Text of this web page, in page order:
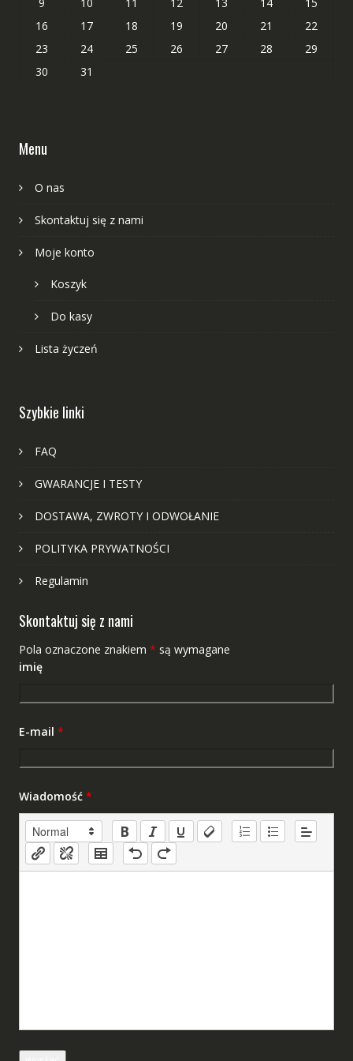
16
17 18 19 20 21
22
23
24 25 26 27 28
29
30
31
Menu
O nas
Skontaktuj się z nami
Moje konto
Koszyk
Do kasy
Lista życzeń
Szybkie linki
FAQ
GWARANCJE I TESTY
DOSTAWA, ZWROTY I ODWOŁANIE
POLITYKA PRYWATNOŚCI
Regulamin
Skontaktuj się z nami
Pola oznaczone znakiem * są wymagane
imię
E-mail *
Wiadomość *